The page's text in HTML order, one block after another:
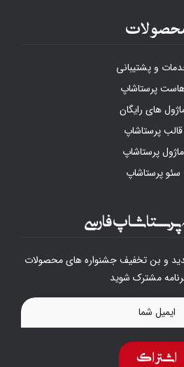
و پشتیبانی
پرستاشاپ
های رایگان
قالب پرستاشاپ
ماژول پرستاشاپ
سئو پرستاشاپ
پرستاشاپ فارسی
و بن تخفیف جشنواره های محصولات
مشترک شوید
اشتراک